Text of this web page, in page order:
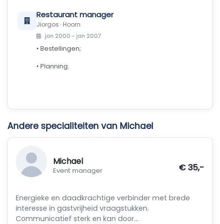
Restaurant manager
Jiorgos · Hoorn
jan 2000 - jan 2007
• Bestellingen;
• Planning.
Andere specialiteiten van Michael
Michael
Event manager € 35,-
Energieke en daadkrachtige verbinder met brede
interesse in gastvrijheid vraagstukken.
Communicatief sterk en kan door...